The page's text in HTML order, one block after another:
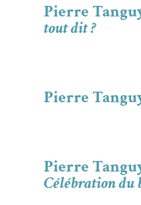
Pierre
tout dit ?
Pierre
Pierre
Célébration du